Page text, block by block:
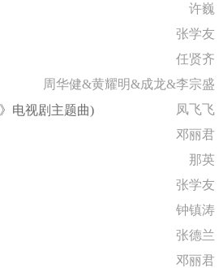
许巍
张学友
任贤齐
周华健&黄耀明&成龙&李宗盛
电视剧主题曲)
凤飞飞
邓丽君
那英
张学友
钟镇涛
张德兰
邓丽君